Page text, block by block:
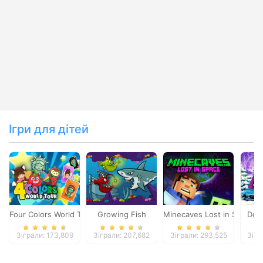
Ігри для дітей
Four Colors World Tour
Зіграли: 173,809
Growing Fish
Зіграли: 207,682
Minecaves Lost in Space
Зіграли: 293,525